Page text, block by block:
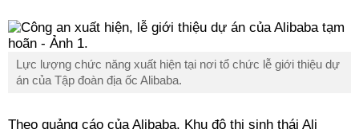
Lực lượng chức năng xuất hiện tại nơi tổ chức lễ giới thiệu dự
án của Tập đoàn địa ốc Alibaba.
Theo quảng cáo của Alibaba, Khu đô thị sinh thái Ali